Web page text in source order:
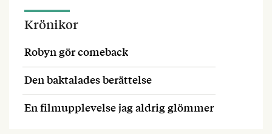
Krönikor
Robyn gör comeback
Den baktalades berättelse
En filmupplevelse jag aldrig glömmer